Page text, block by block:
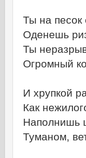
Ты на
Оденешь
Ты
Огромный
И хрупкой
Как
Наполнишь
Туманом,